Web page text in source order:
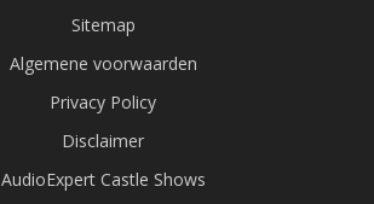
Sitemap
Algemene voorwaarden
Privacy Policy
Disclaimer
AudioExpert Castle Shows